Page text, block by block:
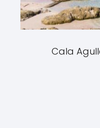
Cala